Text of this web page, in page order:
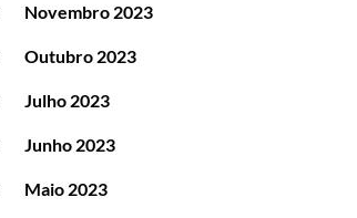
Novembro 2023
Outubro 2023
Julho 2023
Junho 2023
Maio 2023